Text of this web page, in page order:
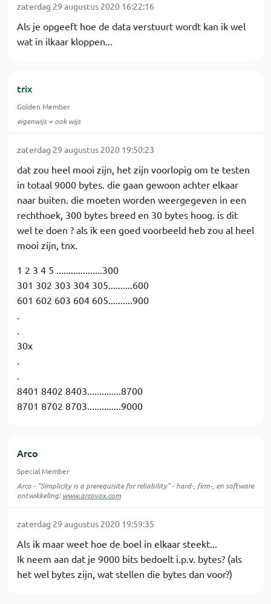
zaterdag 29 augustus 2020 16:22:16
Als je opgeeft hoe de data verstuurt wordt kan ik wel
wat in ilkaar kloppen...
trix
Golden Member
eigenwijs = ook wijs
zaterdag 29 augustus 2020 19:50:23
dat zou heel mooi zijn, het zijn voorlopig om te testen
in totaal 9000 bytes. die gaan gewoon achter elkaar
naar buiten. die moeten worden weergegeven in een
rechthoek, 300 bytes breed en 30 bytes hoog. is dit
wel te doen ? als ik een goed voorbeeld heb zou al heel
mooi zijn, tnx.
1 2 3 4 5 ...................300
301 302 303 304 305..........600
601 602 603 604 605..........900
.
.
30x
.
.
8401 8402 8403..............8700
8701 8702 8703..............9000
Arco
Special Member
Arco - "Simplicity is a prerequisite for reliability" - hard-, firm-, en software
ontwikkeling:www.arcovox.com
zaterdag 29 augustus 2020 19:59:35
Als ik maar weet hoe de boel in elkaar steekt...
Ik neem aan dat je 9000 bits bedoelt i.p.v. bytes? (als
het wel bytes zijn, wat stellen die bytes dan voor?)